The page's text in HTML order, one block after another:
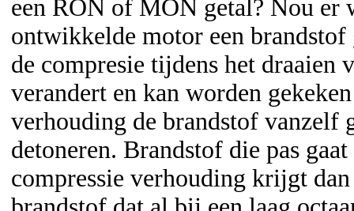
een RON of MON getal? Nou er
ontwikkelde motor een
de compresie tijdens het draaien
verandert en kan worden
verhouding de brandstof vanzelf
detoneren. Brandstof die pas
compressie verhouding krijgt